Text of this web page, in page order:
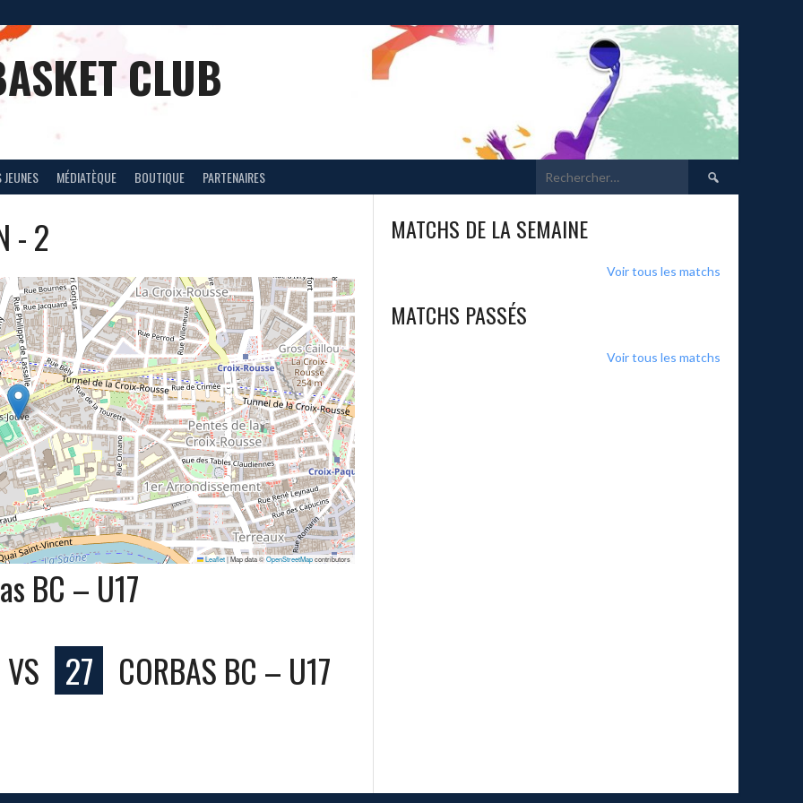
CLUB
JEUNES MÉDIATÈQUE BOUTIQUE PARTENAIRES Rechercher :
- 2
Leaflet|Map data ©OpenStreetMapcontributors
BC – U17
VS 27 CORBAS BC – U17
MATCHS DE LA SEMAINE
Voir tous les matchs
MATCHS PASSÉS
Voir tous les matchs